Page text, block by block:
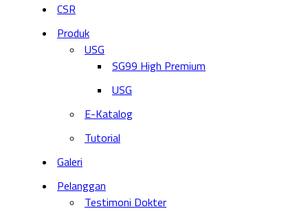
CSR
Produk
USG
SG99 High Premium
USG
E-Katalog
Tutorial
Galeri
Pelanggan
Testimoni Dokter